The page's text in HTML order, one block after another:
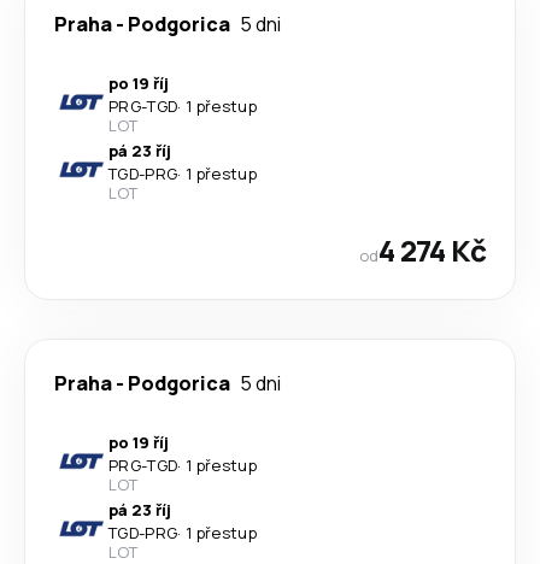
Praha- Podgorica 5 dni
po 19 říj
PRG-TGD· 1 přestup
LOT
pá 23 říj
TGD-PRG· 1 přestup
LOT
od4 274 Kč
Praha- Podgorica 5 dni
po 19 říj
PRG-TGD· 1 přestup
LOT
pá 23 říj
TGD-PRG· 1 přestup
LOT